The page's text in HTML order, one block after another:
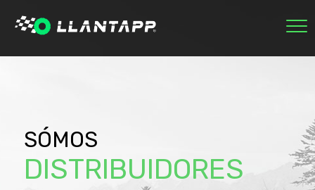
RASTREAR PEDIDO
0
SESIÓN
SÓMOS
DISTRIBUIDORES